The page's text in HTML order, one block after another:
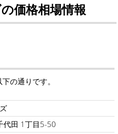
価格相場情報
の通りです。
代田 1丁目5-50